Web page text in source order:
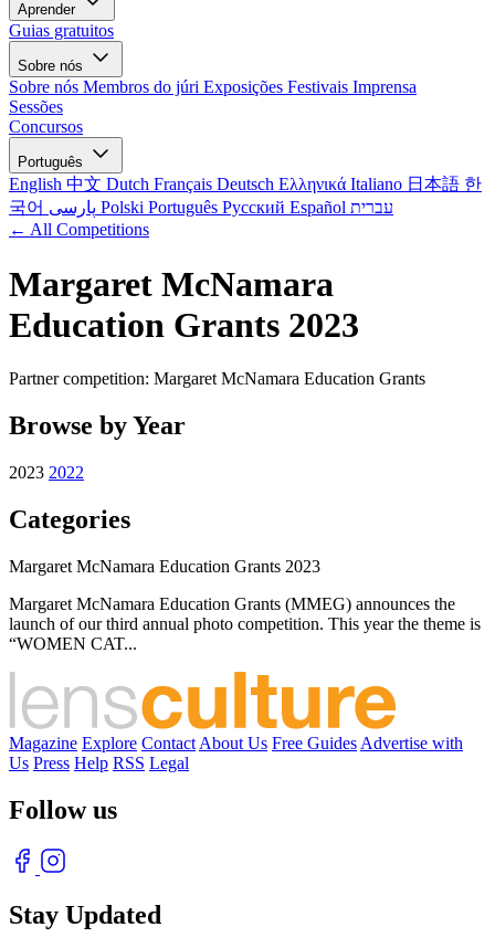
Aprender
Guias gratuitos
Sobre nós
Sobre nós Membros do júri Exposições Festivais Imprensa
Sessões
Concursos
Português
English 中文 Dutch Français Deutsch Ελληνικά Italiano 日本語 한
국어
Polski Português Русский Español עברית
← All Competitions
Margaret McNamara
Education Grants 2023
Partner competition: Margaret McNamara Education Grants
Browse by Year
2023 2022
Categories
Margaret McNamara Education Grants 2023
Margaret McNamara Education Grants (MMEG) announces the
launch of our third annual photo competition. This year the theme is
“WOMEN CAT...
Magazine Explore Contact About Us Free Guides Advertise with
Us Press Help RSS Legal
Follow us
Stay Updated